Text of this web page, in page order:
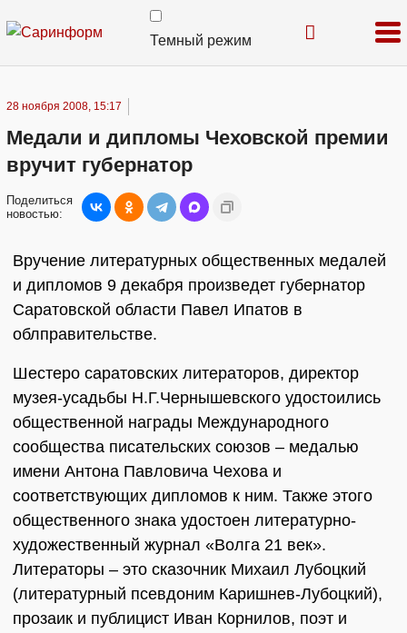
Темный режим
28 ноября 2008, 15:17
Медали и дипломы Чеховской премии
вручит губернатор
Поделиться
новостью:
Вручение литературных общественных медалей
и дипломов 9 декабря произведет губернатор
Саратовской области Павел Ипатов в
облправительстве.
Шестеро саратовских литераторов, директор
музея-усадьбы Н.Г.Чернышевского удостоились
общественной награды Международного
сообщества писательских союзов – медалью
имени Антона Павловича Чехова и
соответствующих дипломов к ним. Также этого
общественного знака удостоен литературно-
художественный журнал «Волга 21 век».
Литераторы – это сказочник Михаил Лубоцкий
(литературный псевдоним Каришнев-Лубоцкий),
прозаик и публицист Иван Корнилов, поэт и